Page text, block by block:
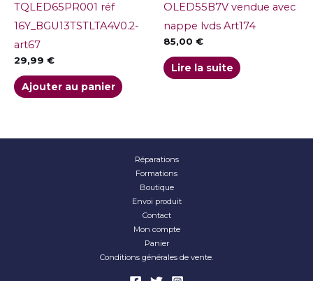
TQLED65PR001 réf
16Y_BGU13TSTLTA4V0.2-
art67
29,99 €
Ajouter au panier
OLED55B7V vendue avec
nappe lvds Art174
85,00 €
Lire la suite
Réparations
Formations
Boutique
Envoi produit
Contact
Mon compte
Panier
Conditions générales de vente.